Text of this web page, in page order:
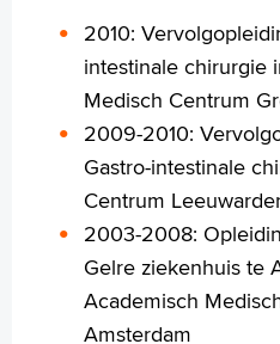
2010:
intestinale chirurgie
Medisch Centrum
2009-2010:
Gastro-intestinale
Centrum
2003-2008:
Gelre ziekenhuis te
Academisch
Amsterdam